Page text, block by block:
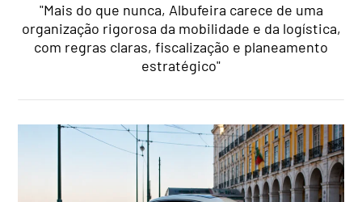
"Mais do que nunca, Albufeira carece de uma
organização rigorosa da mobilidade e da logística,
com regras claras, fiscalização e planeamento
estratégico"